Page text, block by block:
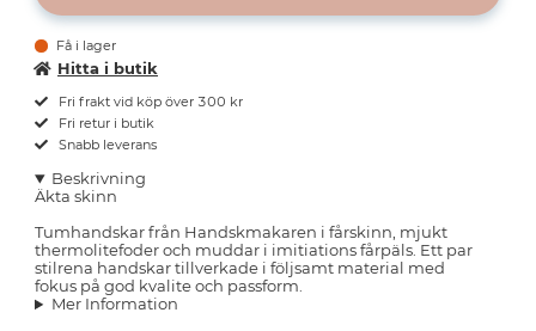
Få i lager
Hitta i butik
Fri frakt vid köp över 300 kr
Fri retur i butik
Snabb leverans
Beskrivning
Äkta skinn
Tumhandskar från Handskmakaren i fårskinn, mjukt
thermolitefoder och muddar i imitiations fårpäls. Ett par
stilrena handskar tillverkade i följsamt material med
fokus på god kvalite och passform.
Mer Information